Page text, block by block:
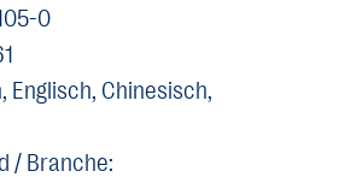
0
Chinesisch,
/ Branche: